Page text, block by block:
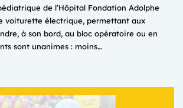
de l’Hôpital Fondation Adolphe
voiturette électrique, permettant aux
à son bord, au bloc opératoire ou en
sont unanimes : moins…